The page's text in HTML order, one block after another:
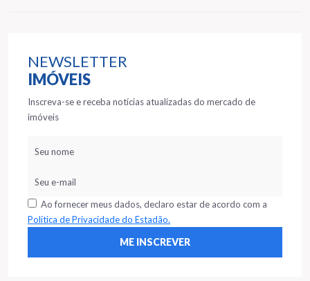
NEWSLETTER
IMÓVEIS
Inscreva-se e receba notícias atualizadas do mercado de
imóveis
Ao fornecer meus dados, declaro estar de acordo com a
Política de Privacidade do Estadão.